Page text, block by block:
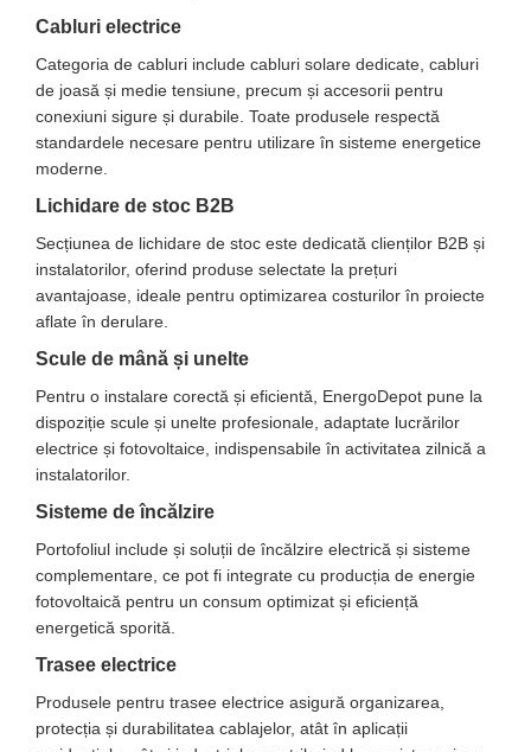
Cabluri electrice
Categoria de cabluri include cabluri solare dedicate, cabluri
de joasă și medie tensiune, precum și accesorii pentru
conexiuni sigure și durabile. Toate produsele respectă
standardele necesare pentru utilizare în sisteme energetice
moderne.
Lichidare de stoc B2B
Secțiunea de lichidare de stoc este dedicată clienților B2B și
instalatorilor, oferind produse selectate la prețuri
avantajoase, ideale pentru optimizarea costurilor în proiecte
aflate în derulare.
Scule de mână și unelte
Pentru o instalare corectă și eficientă, EnergoDepot pune la
dispoziție scule și unelte profesionale, adaptate lucrărilor
electrice și fotovoltaice, indispensabile în activitatea zilnică a
instalatorilor.
Sisteme de încălzire
Portofoliul include și soluții de încălzire electrică și sisteme
complementare, ce pot fi integrate cu producția de energie
fotovoltaică pentru un consum optimizat și eficiență
energetică sporită.
Trasee electrice
Produsele pentru trasee electrice asigură organizarea,
protecția și durabilitatea cablajelor, atât în aplicații